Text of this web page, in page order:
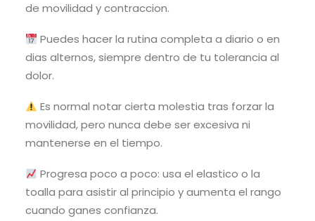
de movilidad y contraccion.
Puedes hacer la rutina completa a diario o en
dias alternos, siempre dentro de tu tolerancia al
dolor.
Es normal notar cierta molestia tras forzar la
movilidad, pero nunca debe ser excesiva ni
mantenerse en el tiempo.
Progresa poco a poco: usa el elastico o la
toalla para asistir al principio y aumenta el rango
cuando ganes confianza.